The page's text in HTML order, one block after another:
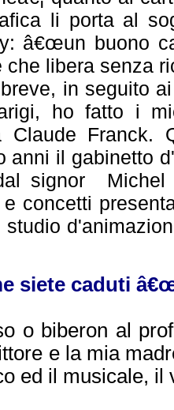
li porta al
â€œun buono
che libera senza
in seguito
ho fatto i
Claude Franck.
anni il gabinetto
signor Michel
concetti
studio
siete caduti
o biberon al
e la mia
ed il musicale, il